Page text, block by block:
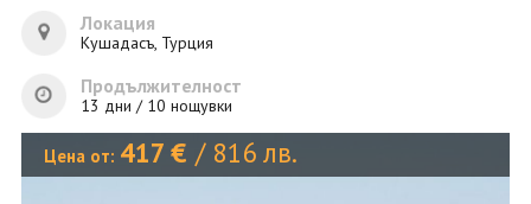
ЕКЗОТИКА
ЕКСКУРЗИИ
ОЩЕ
Локация
Кушадасъ, Турция
Продължителност
13 дни / 10 нощувки
Цена от: 417 € / 816 лв.